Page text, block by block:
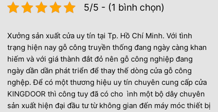
5/5 - (1 bình chọn)
Xưởng sản xuất cửa uy tín tại Tp. Hồ Chí Minh. Với tình
trạng hiện nay gỗ công truyền thống đang ngày càng khan
hiếm và với giá thành đắt đỏ nên gỗ công nghiệp đang
ngày dần dần phát triển để thay thế dòng cửa gỗ công
nghệp. Để có một thương hiệu uy tín chuyên cung cấp cửa
KINGDOOR thì công tuy đã có cho ình một bộ dây chuyên
sản xuất hiện đại đầu tư từ không gian đến máy móc thiết bị